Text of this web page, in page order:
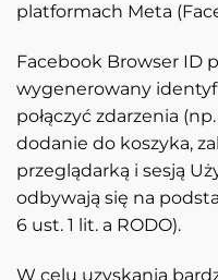
platformach Meta
Facebook Browser ID
wygenerowany
połączyć zdarzenia
dodanie do koszyka,
przeglądarką i sesją
odbywają się na
6 ust. 1 lit. a RODO).
W celu uzyskania